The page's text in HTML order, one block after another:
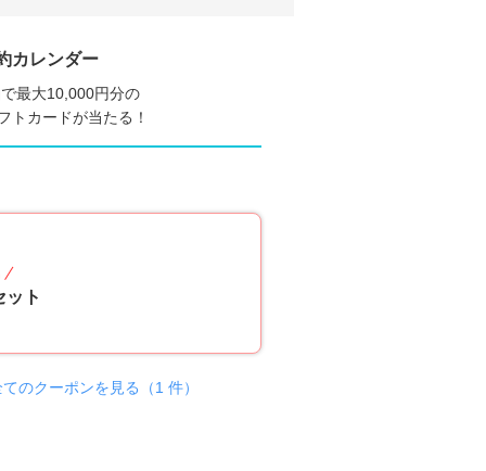
カレンダー
最大10,000円分の
トカードが当たる！
ット
のクーポンを見る（1 件）